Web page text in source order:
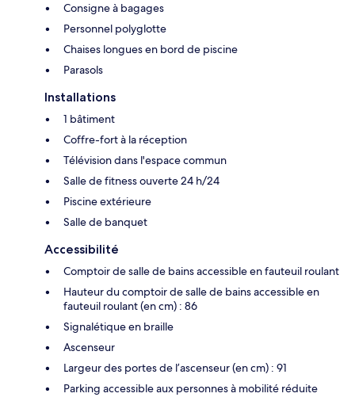
Consigne à bagages
Personnel polyglotte
Chaises longues en bord de piscine
Parasols
Installations
1 bâtiment
Coffre-fort à la réception
Télévision dans l'espace commun
Salle de fitness ouverte 24 h/24
Piscine extérieure
Salle de banquet
Accessibilité
Comptoir de salle de bains accessible en fauteuil roulant
Hauteur du comptoir de salle de bains accessible en
fauteuil roulant (en cm) : 86
Signalétique en braille
Ascenseur
Largeur des portes de l’ascenseur (en cm) : 91
Parking accessible aux personnes à mobilité réduite